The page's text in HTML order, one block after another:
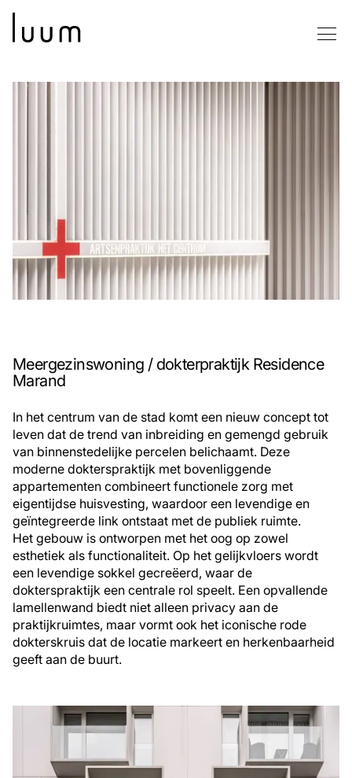
Meergezinswoning / dokterpraktijk Residence
Marand
In het centrum van de stad komt een nieuw concept tot
leven dat de trend van inbreiding en gemengd gebruik
van binnenstedelijke percelen belichaamt. Deze
moderne dokterspraktijk met bovenliggende
appartementen combineert functionele zorg met
eigentijdse huisvesting, waardoor een levendige en
geïntegreerde link ontstaat met de publiek ruimte.
Het gebouw is ontworpen met het oog op zowel
esthetiek als functionaliteit. Op het gelijkvloers wordt
een levendige sokkel gecreëerd, waar de
dokterspraktijk een centrale rol speelt. Een opvallende
lamellenwand biedt niet alleen privacy aan de
praktijkruimtes, maar vormt ook het iconische rode
dokterskruis dat de locatie markeert en herkenbaarheid
geeft aan de buurt.